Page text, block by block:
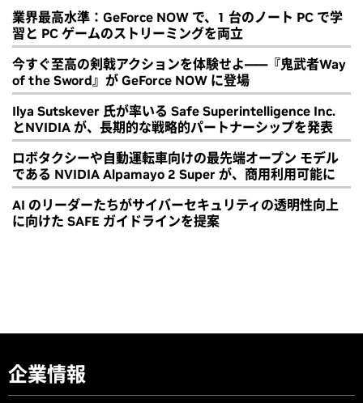
業界最高水準：GeForce NOW で、1 台のノート PC で学
習と PC ゲームのストリーミングを両立
今すぐ至高の剣戟アクションを体験せよ――『鬼武者Way
of the Sword』が GeForce NOW に登場
Ilya Sutskever 氏が率いる Safe Superintelligence Inc.
とNVIDIA が、長期的な戦略的パートナーシップを発表
ロボタクシーや自動運転車向けの最先端オープン モデル
である NVIDIA Alpamayo 2 Super が、商用利用可能に
AI のリーダーたちがサイバーセキュリティの透明性向上
に向けた SAFE ガイドラインを提案
企業情報